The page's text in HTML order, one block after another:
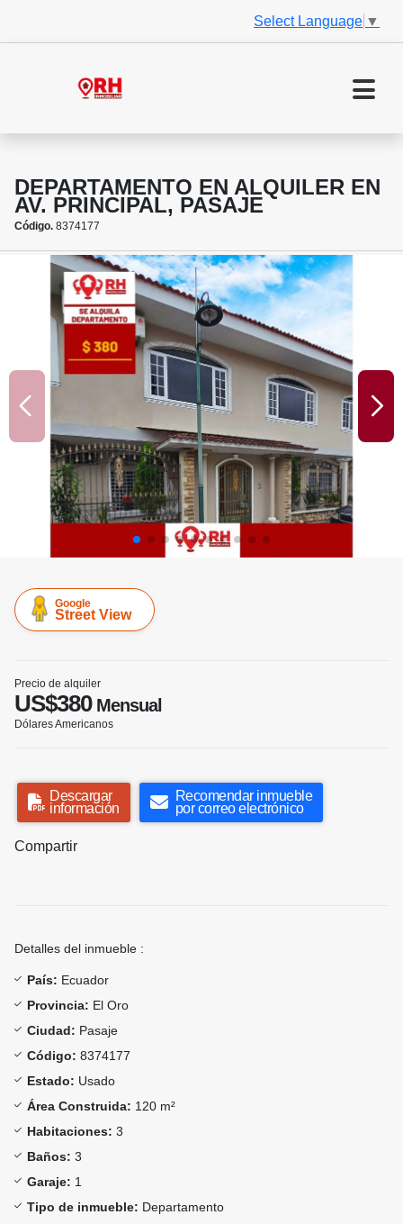
Select Language ▼
DEPARTAMENTO EN ALQUILER EN
AV. PRINCIPAL, PASAJE
Código. 8374177
Google
Street View
Precio de alquiler
US$380Mensual
Dólares Americanos
Descargar
información
Recomendar inmueble
por correo electrónico
Compartir
Detalles del inmueble :
País: Ecuador
Provincia: El Oro
Ciudad: Pasaje
Código: 8374177
Estado: Usado
Área Construida: 120 m²
Habitaciones: 3
Baños: 3
Garaje: 1
Tipo de inmueble: Departamento